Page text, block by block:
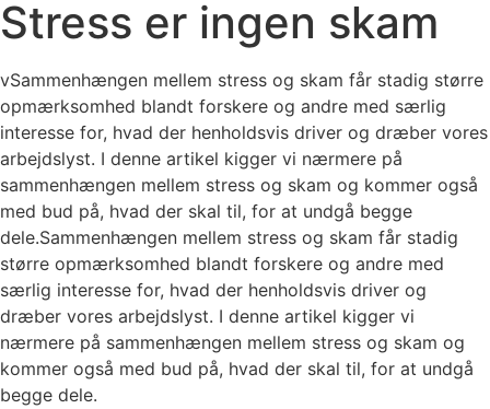
Stress er ingen skam
vSammenhængen mellem stress og skam får stadig større
opmærksomhed blandt forskere og andre med særlig
interesse for, hvad der henholdsvis driver og dræber vores
arbejdslyst. I denne artikel kigger vi nærmere på
sammenhængen mellem stress og skam og kommer også
med bud på, hvad der skal til, for at undgå begge
dele.Sammenhængen mellem stress og skam får stadig
større opmærksomhed blandt forskere og andre med
særlig interesse for, hvad der henholdsvis driver og
dræber vores arbejdslyst. I denne artikel kigger vi
nærmere på sammenhængen mellem stress og skam og
kommer også med bud på, hvad der skal til, for at undgå
begge dele.